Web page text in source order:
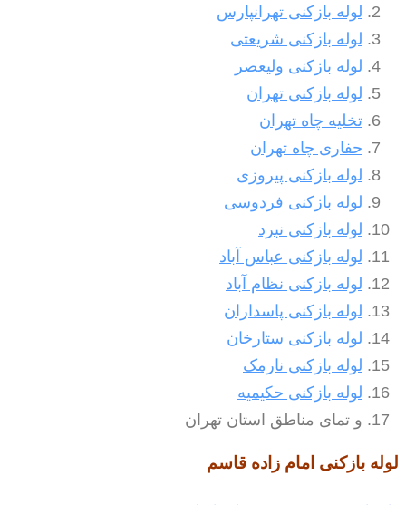
لوله بازکنی تهرانپارس
لوله بازکنی شریعتی
لوله بازکنی ولیعصر
لوله بازکنی تهران
تخلیه چاه تهران
حفاری چاه تهران
لوله بازکنی پیروزی
لوله بازکنی فردوسی
لوله بازکنی نبرد
لوله بازکنی عباس آباد
لوله بازکنی نظام آباد
لوله بازکنی پاسداران
لوله بازکنی ستارخان
لوله بازکنی نارمک
لوله بازکنی حکیمیه
و تمای مناطق استان تهران
لوله بازکنی امام زاده قاسم